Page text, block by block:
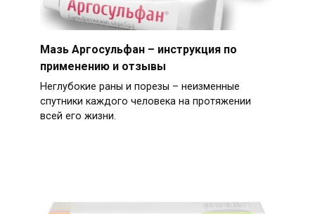
Мазь Аргосульфан – инструкция по
применению и отзывы
Неглубокие раны и порезы – неизменные
спутники каждого человека на протяжении
всей его жизни.